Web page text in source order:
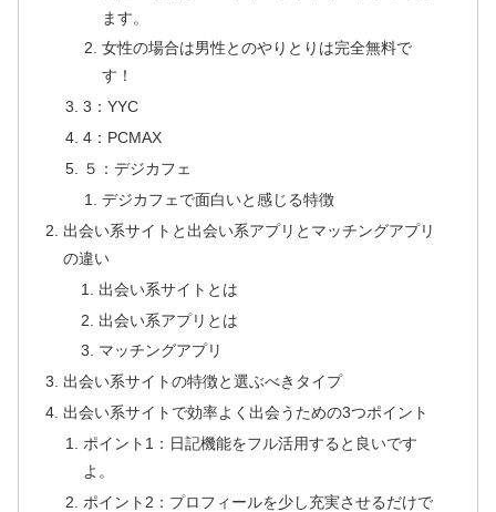
ます。
女性の場合は男性とのやりとりは完全無料で
す！
3：YYC
4：PCMAX
５：デジカフェ
デジカフェで面白いと感じる特徴
出会い系サイトと出会い系アプリとマッチングアプリ
の違い
出会い系サイトとは
出会い系アプリとは
マッチングアプリ
出会い系サイトの特徴と選ぶべきタイプ
出会い系サイトで効率よく出会うための3つポイント
ポイント1：日記機能をフル活用すると良いです
よ。
ポイント2：プロフィールを少し充実させるだけで